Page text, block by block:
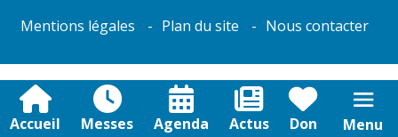
Accueil Messes Agenda Actus Don Menu
Mentions légales Plan du site Nous contacter